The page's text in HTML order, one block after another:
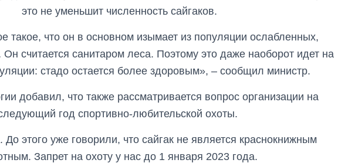
это не уменьшит численность сайгаков.
такое, что он в основном изымает из популяции ослабленных,
считается санитаром леса. Поэтому это даже наоборот идет на
стадо остается более здоровым», – сообщил министр.
добавил, что также рассматривается вопрос организации на
год спортивно-любительской охоты.
До этого уже говорили, что сайгак не является краснокнижным
Запрет на охоту у нас до 1 января 2023 года.